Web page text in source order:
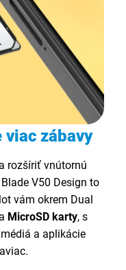
viac zábavy
rozšíriť vnútornú
Blade V50 Design to
vám okrem Dual
MicroSD karty, s
a aplikácie